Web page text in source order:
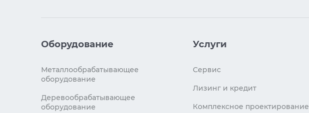
Оборудование
Металлообрабатывающее
оборудование
Деревообрабатывающее
оборудование
Услуги
Сервис
Лизинг и кредит
Комплексное проектирование